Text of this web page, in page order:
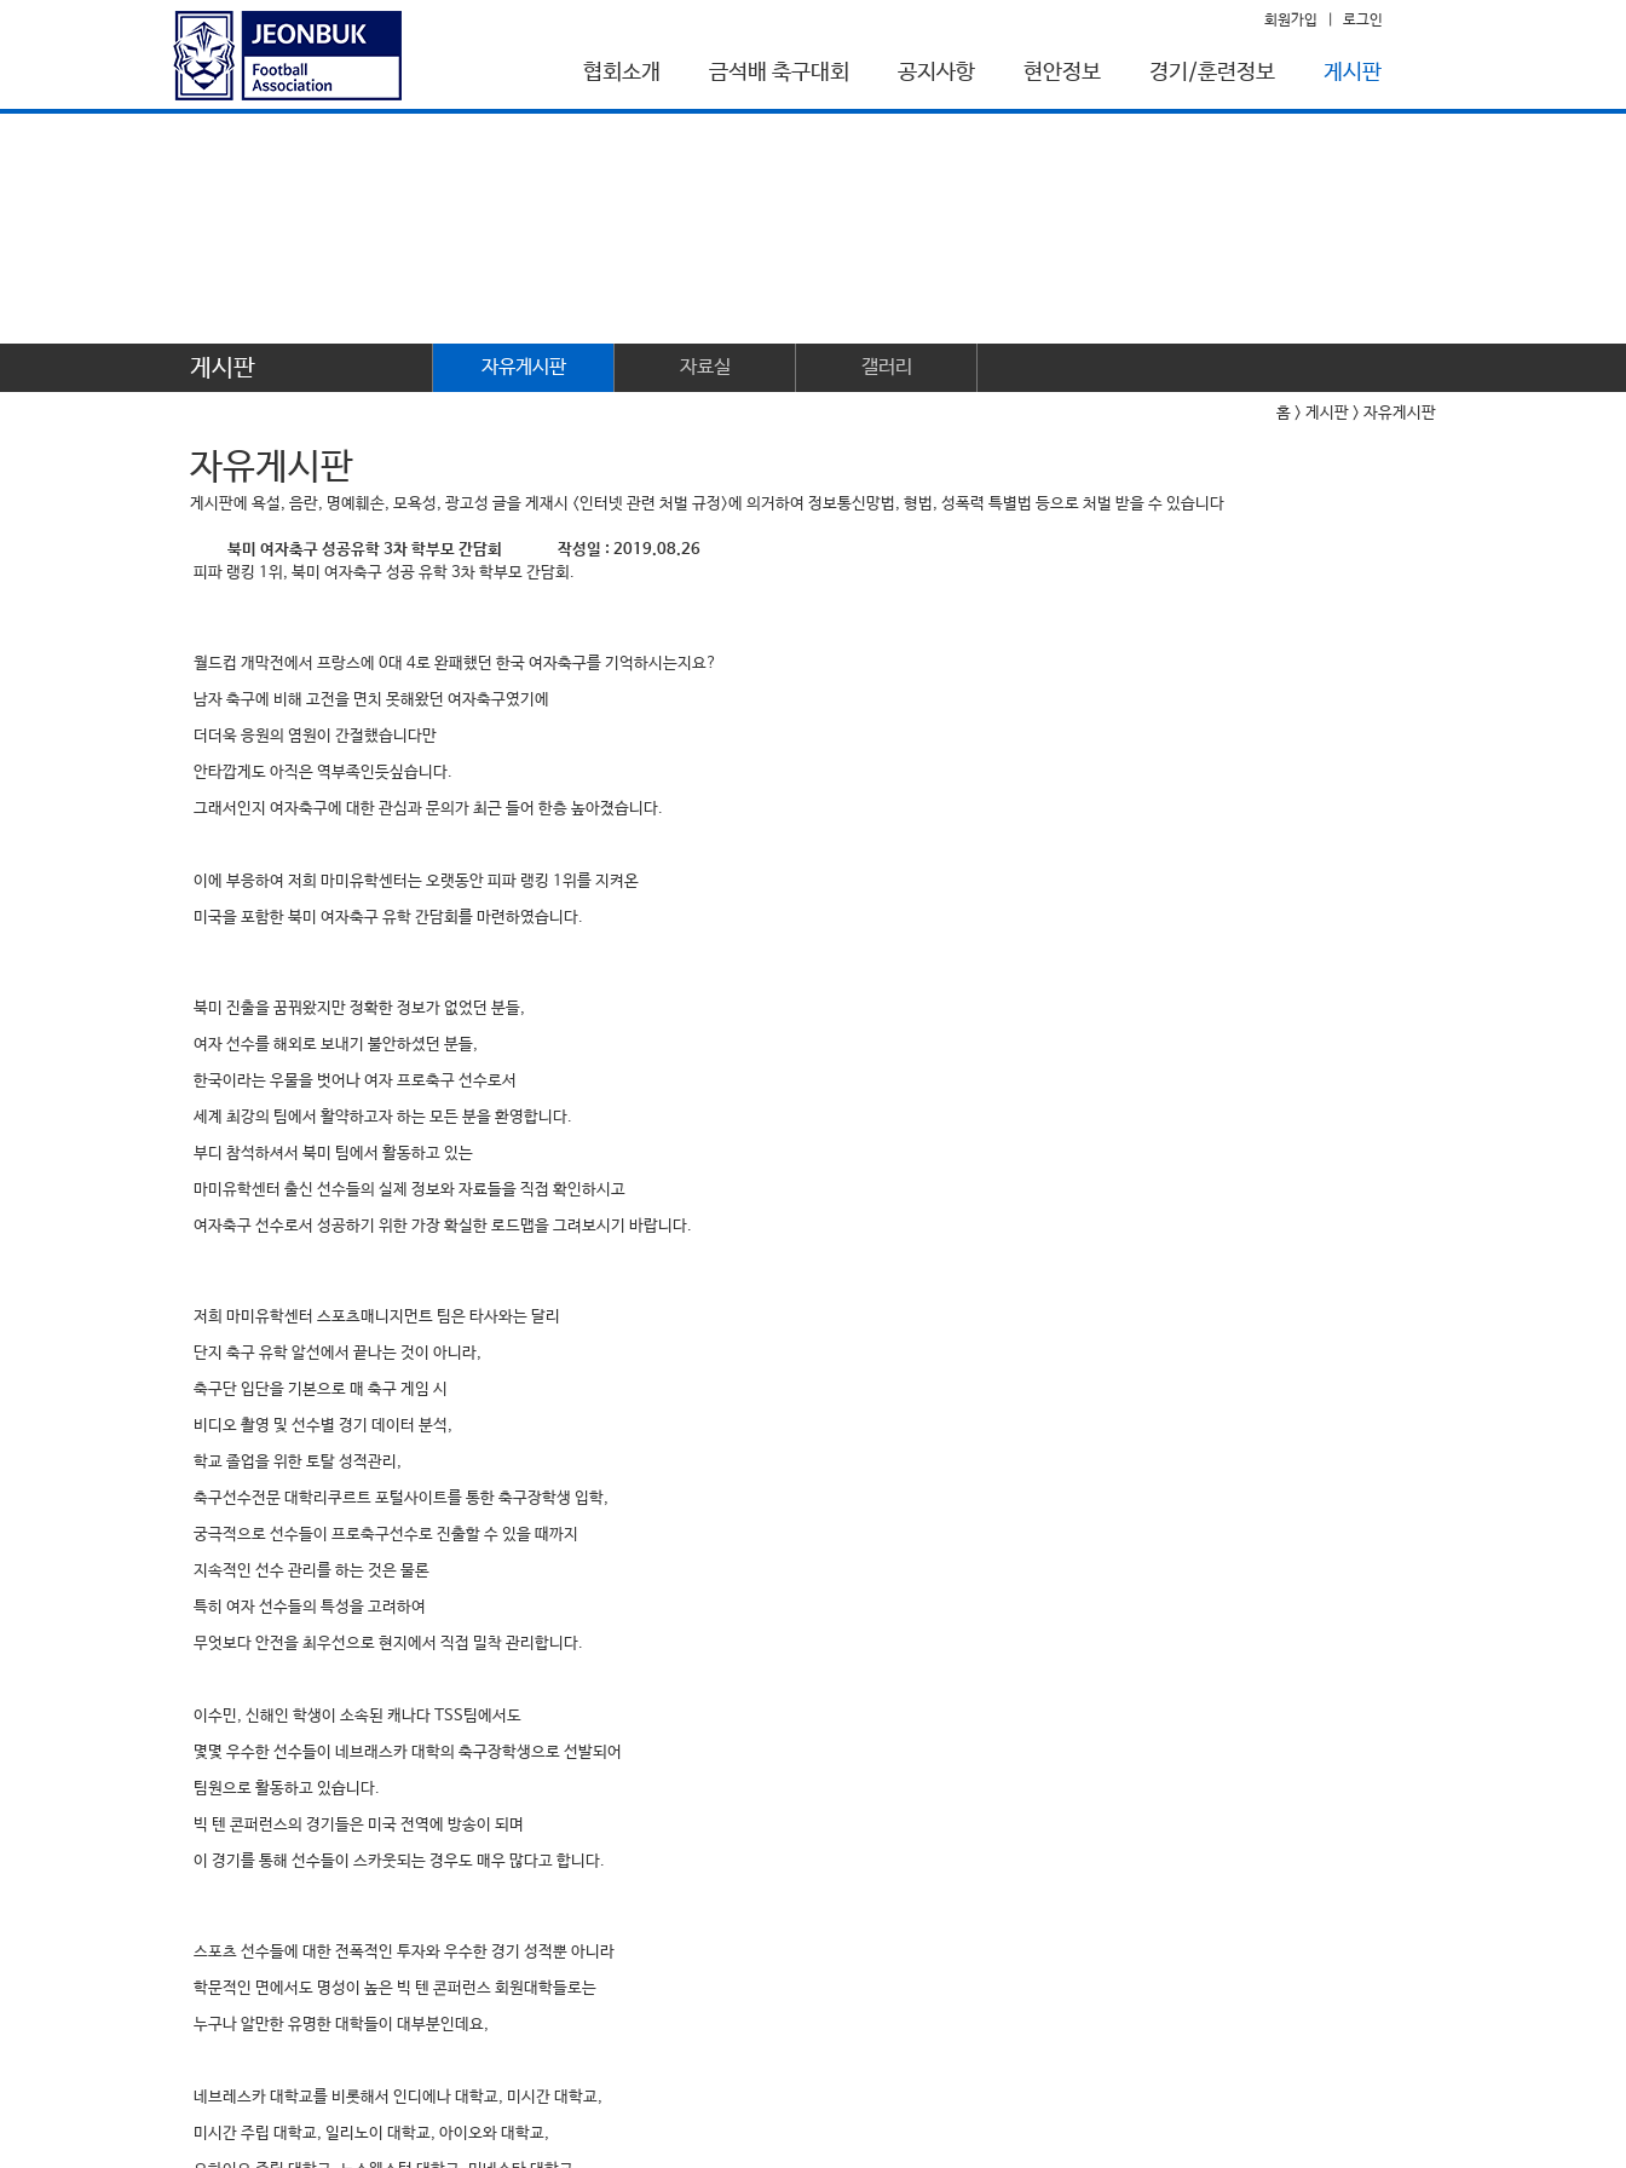
회원가입 로그인
협회소개 금석배 축구대회 공지사항 현안정보 경기/훈련정보 게시판
게시판 자유게시판 자료실 갤러리
홈 > 게시판 > 자유게시판
자유게시판
게시판에 욕설, 음란, 명예훼손, 모욕성, 광고성 글을 게재시 <인터넷 관련 처벌 규정>에 의거하여 정보통신망법, 형법, 성폭력 특별법 등으로 처벌 받을 수 있습니다
북미 여자축구 성공유학 3차 학부모 간담회 작성일 : 2019.08.26
피파 랭킹 1위, 북미 여자축구 성공 유학 3차 학부모 간담회.
월드컵 개막전에서 프랑스에 0대 4로 완패했던 한국 여자축구를 기억하시는지요?
남자 축구에 비해 고전을 면치 못해왔던 여자축구였기에
더더욱 응원의 염원이 간절했습니다만
안타깝게도 아직은 역부족인듯싶습니다.
그래서인지 여자축구에 대한 관심과 문의가 최근 들어 한층 높아졌습니다.
이에 부응하여 저희 마미유학센터는 오랫동안 피파 랭킹 1위를 지켜온
미국을 포함한 북미 여자축구 유학 간담회를 마련하였습니다.
북미 진출을 꿈꿔왔지만 정확한 정보가 없었던 분들,
여자 선수를 해외로 보내기 불안하셨던 분들,
한국이라는 우물을 벗어나 여자 프로축구 선수로서
세계 최강의 팀에서 활약하고자 하는 모든 분을 환영합니다.
부디 참석하셔서 북미 팀에서 활동하고 있는
마미유학센터 출신 선수들의 실제 정보와 자료들을 직접 확인하시고
여자축구 선수로서 성공하기 위한 가장 확실한 로드맵을 그려보시기 바랍니다.
저희 마미유학센터 스포츠매니지먼트 팀은 타사와는 달리
단지 축구 유학 알선에서 끝나는 것이 아니라,
축구단 입단을 기본으로 매 축구 게임 시
비디오 촬영 및 선수별 경기 데이터 분석,
학교 졸업을 위한 토탈 성적관리,
축구선수전문 대학리쿠르트 포털사이트를 통한 축구장학생 입학,
궁극적으로 선수들이 프로축구선수로 진출할 수 있을 때까지
지속적인 선수 관리를 하는 것은 물론
특히 여자 선수들의 특성을 고려하여
무엇보다 안전을 최우선으로 현지에서 직접 밀착 관리합니다.
이수민, 신해인 학생이 소속된 캐나다 TSS팀에서도
몇몇 우수한 선수들이 네브래스카 대학의 축구장학생으로 선발되어
팀원으로 활동하고 있습니다.
빅 텐 콘퍼런스의 경기들은 미국 전역에 방송이 되며
이 경기를 통해 선수들이 스카웃되는 경우도 매우 많다고 합니다.
스포츠 선수들에 대한 전폭적인 투자와 우수한 경기 성적뿐 아니라
학문적인 면에서도 명성이 높은 빅 텐 콘퍼런스 회원대학들로는
누구나 알만한 유명한 대학들이 대부분인데요,
네브레스카 대학교를 비롯해서 인디에나 대학교, 미시간 대학교,
미시간 주립 대학교, 일리노이 대학교, 아이오와 대학교,